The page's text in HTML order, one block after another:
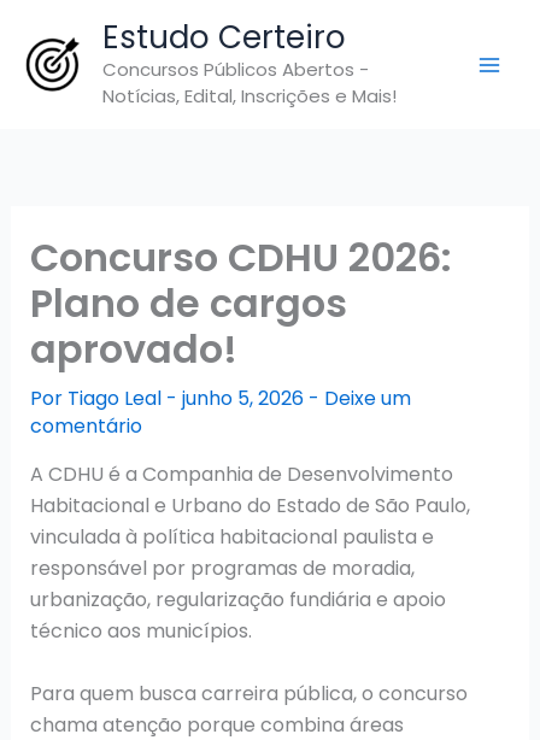
para
Estudo Certeiro
Concursos Públicos Abertos -
Notícias, Edital, Inscrições e Mais!
Concurso CDHU 2026:
Plano de cargos
aprovado!
Por Tiago Leal - junho 5, 2026 - Deixe um
comentário
A CDHU é a Companhia de Desenvolvimento
Habitacional e Urbano do Estado de São Paulo,
vinculada à política habitacional paulista e
responsável por programas de moradia,
urbanização, regularização fundiária e apoio
técnico aos municípios.
Para quem busca carreira pública, o concurso
chama atenção porque combina áreas